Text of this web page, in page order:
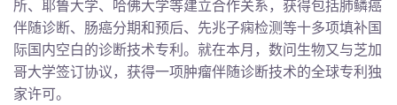
所、耶鲁大学、哈佛大学等建立合作关系，获得包括肺鳞癌
伴随诊断、肠癌分期和预后、先兆子痫检测等十多项填补国
际国内空白的诊断技术专利。就在本月，数问生物又与芝加
哥大学签订协议，获得一项肿瘤伴随诊断技术的全球专利独
家许可。